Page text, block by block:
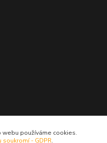
používáme cookies.
soukromí - GDPR.